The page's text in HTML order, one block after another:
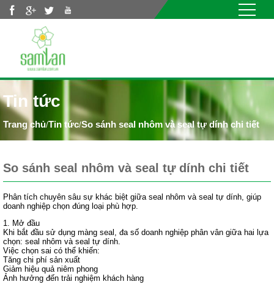
Nhảy đến nội dung
Tin tức
/Tin tức/So sánh seal nhôm và seal tự dính chi tiết
So sánh seal nhôm và seal tự dính chi tiết
Phân tích chuyên sâu sự khác biệt giữa seal nhôm và seal tự dính, giúp
doanh nghiệp chọn đúng loại phù hợp.
1. Mở đầu
Khi bắt đầu sử dụng màng seal, đa số doanh nghiệp phân vân giữa hai lựa
chọn: seal nhôm và seal tự dính.
Việc chọn sai có thể khiến:
Tăng chi phí sản xuất
Giảm hiệu quả niêm phong
Ảnh hưởng đến trải nghiệm khách hàng